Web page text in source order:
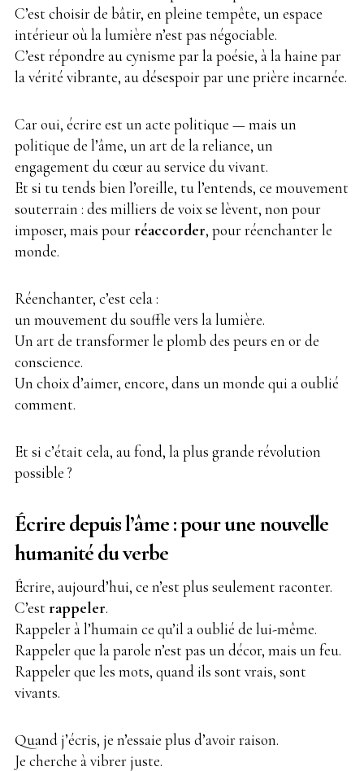
C’est choisir de bâtir, en pleine tempête, un espace
intérieur où la lumière n’est pas négociable.
C’est répondre au cynisme par la poésie, à la haine par
la vérité vibrante, au désespoir par une prière incarnée.
Car oui, écrire est un acte politique — mais un
politique de l’âme, un art de la reliance, un
engagement du cœur au service du vivant.
Et si tu tends bien l’oreille, tu l’entends, ce mouvement
souterrain : des milliers de voix se lèvent, non pour
imposer, mais pourréaccorder, pour réenchanter le
monde.
Réenchanter, c’est cela :
un mouvement du souffle vers la lumière.
Un art de transformer le plomb des peurs en or de
conscience.
Un choix d’aimer, encore, dans un monde qui a oublié
comment.
Et si c’était cela, au fond, la plus grande révolution
possible ?
Écrire depuis l’âme : pour une nouvelle
humanité du verbe
Écrire, aujourd’hui, ce n’est plus seulement raconter.
C’est rappeler.
Rappeler à l’humain ce qu’il a oublié de lui-même.
Rappeler que la parole n’est pas un décor, mais un feu.
Rappeler que les mots, quand ils sont vrais, sont
vivants.
Quand j’écris, je n’essaie plus d’avoir raison.
Je cherche à vibrer juste.